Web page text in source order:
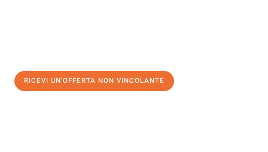
RICEVI UN'OFFERTA NON VINCOLANTE